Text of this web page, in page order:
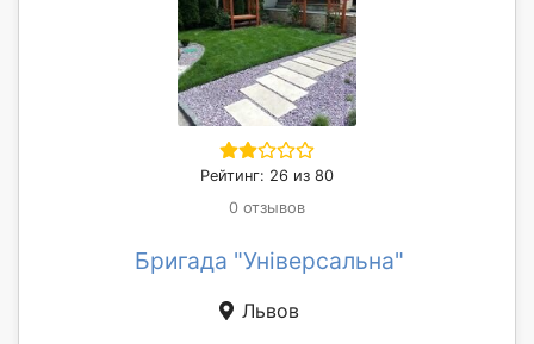
Рейтинг: 26 из 80
0 отзывов
Бригада "Універсальна"
Львов